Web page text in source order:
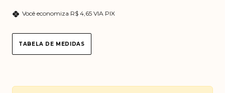
Você economiza R$ 4,65 VIA PIX
TABELA DE MEDIDAS